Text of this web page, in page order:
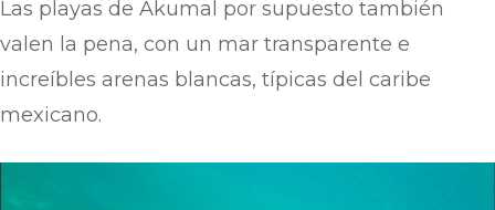
Las playas de Akumal por supuesto también
valen la pena, con un mar transparente e
increíbles arenas blancas, típicas del caribe
mexicano.